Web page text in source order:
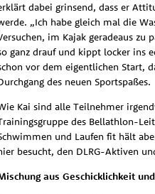
dabei grinsend, dass er
„Ich habe gleich mal die
im Kajak geradeaus zu
ganz drauf und kippt locker ins
vor dem eigentlichen Start,
des neuen Sportspaßes.
Kai sind alle Teilnehmer
des Bellathlon-
und Laufen fit hält
besucht, den DLRG-Aktiven
aus Geschicklichkeit